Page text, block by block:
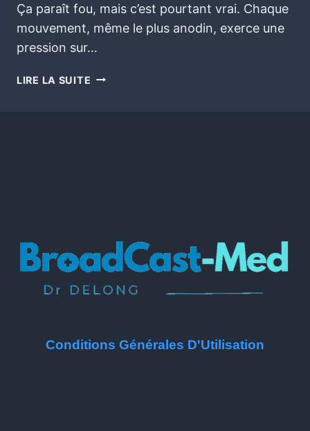
Ça paraît fou, mais c’est pourtant vrai. Chaque
mouvement, même le plus anodin, exerce une
pression sur…
LIRE LA SUITE
Conditions Générales D'Utilisation